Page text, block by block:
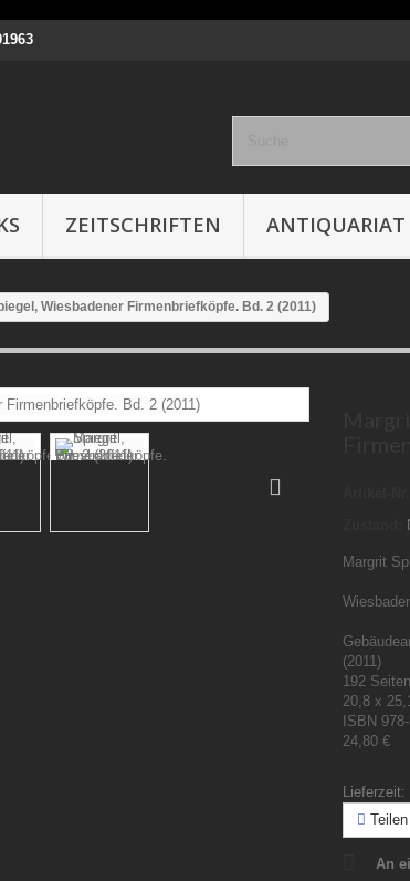
ZEITSCHRIFTEN ANTIQUARIAT
Wiesbadener Firmenbriefköpfe. Bd. 2 (2011)
Margrit
(2011)
192
20,8 x
ISBN
24,80 €
Lieferzeit:
Teilen
An